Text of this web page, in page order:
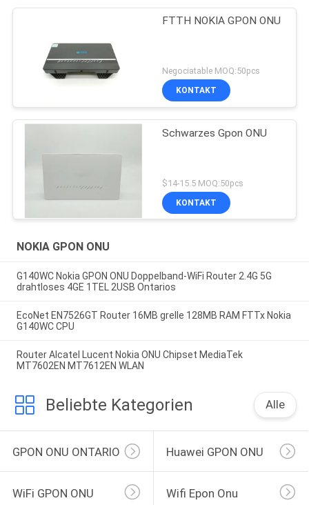
FTTH NOKIA GPON ONU
Negociatable MOQ:50pcs
KONTAKT
Schwarzes Gpon ONU
$14-15.5 MOQ:50pcs
KONTAKT
NOKIA GPON ONU
G140WC Nokia GPON ONU Doppelband-WiFi Router 2.4G 5G
drahtloses 4GE 1TEL 2USB Ontarios
EcoNet EN7526GT Router 16MB grelle 128MB RAM FTTx Nokia
G140WC CPU
Router Alcatel Lucent Nokia ONU Chipset MediaTek
MT7602EN MT7612EN WLAN
Beliebte Kategorien Alle
GPON ONU ONTARIO Huawei GPON ONU
WiFi GPON ONU Wifi Epon Onu